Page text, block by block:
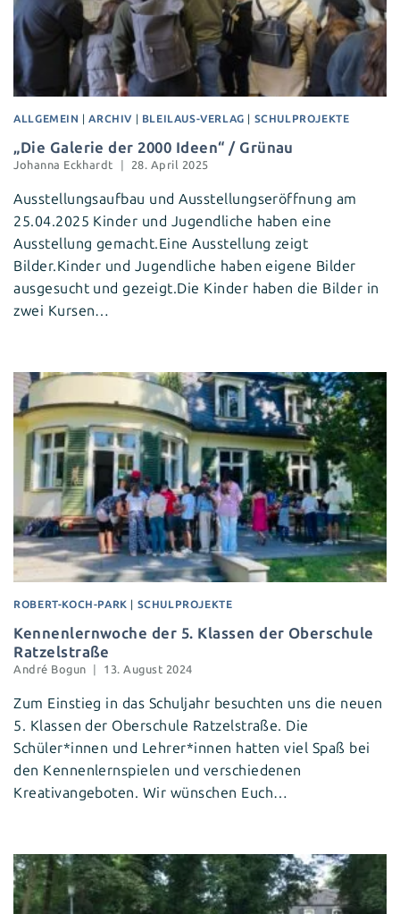
ALLGEMEIN |ARCHIV BLEILAUS-VERLAG SCHULPROJEKTE
„Die Galerie der 2000 Ideen“ / Grünau
Johanna Eckhardt 28. April 2025
Ausstellungsaufbau und Ausstellungseröffnung am
25.04.2025 Kinder und Jugendliche haben eine
Ausstellung gemacht.Eine Ausstellung zeigt
Bilder.Kinder und Jugendliche haben eigene Bilder
ausgesucht und gezeigt.Die Kinder haben die Bilder in
zwei Kursen…
ROBERT-KOCH-PARK SCHULPROJEKTE
Kennenlernwoche der 5. Klassen der Oberschule
Ratzelstraße
André Bogun 13. August 2024
Zum Einstieg in das Schuljahr besuchten uns die neuen
5. Klassen der Oberschule Ratzelstraße. Die
Schüler*innen und Lehrer*innen hatten viel Spaß bei
den Kennenlernspielen und verschiedenen
Kreativangeboten. Wir wünschen Euch…